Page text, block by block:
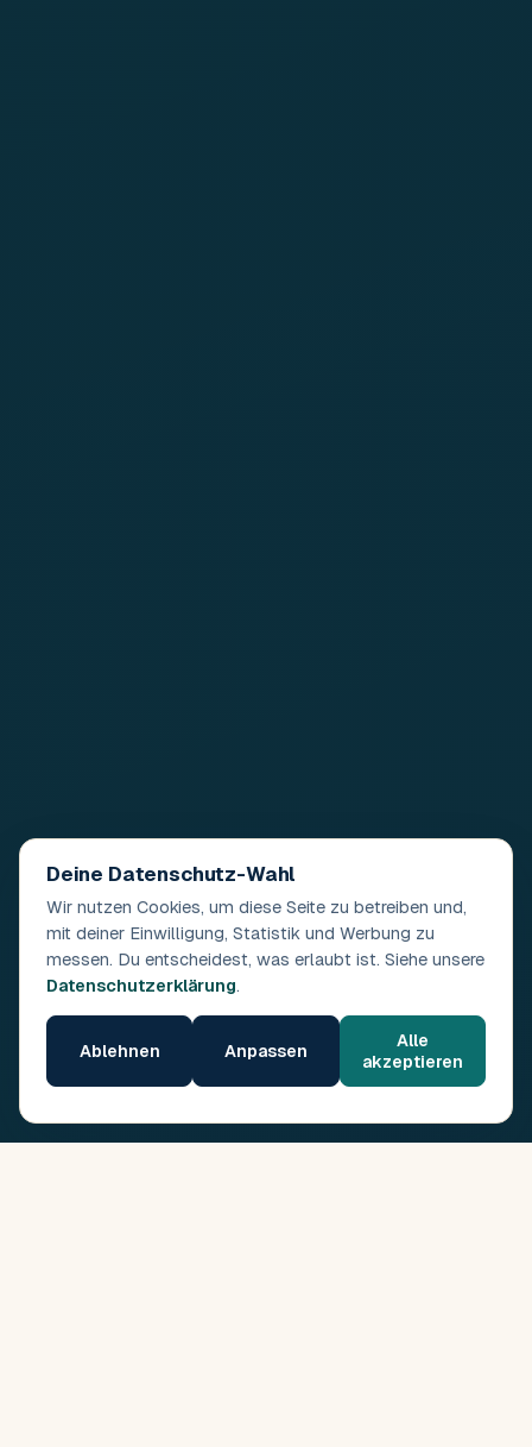
Deine Datenschutz-Wahl
Wir nutzen Cookies, um diese Seite zu betreiben und,
mit deiner Einwilligung, Statistik und Werbung zu
messen. Du entscheidest, was erlaubt ist. Siehe unsere
Datenschutzerklärung.
Ablehnen Anpassen
Alle
akzeptieren